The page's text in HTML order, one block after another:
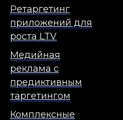
Ретаргетинг
приложений для
роста LTV
Медийная
реклама с
предиктивным
таргетингом
Комплексные